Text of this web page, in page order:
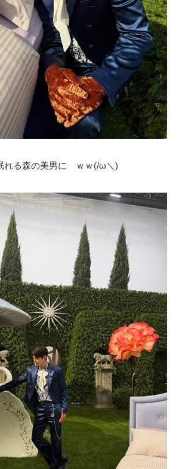
る森の美男に ｗｗ(/ω＼)